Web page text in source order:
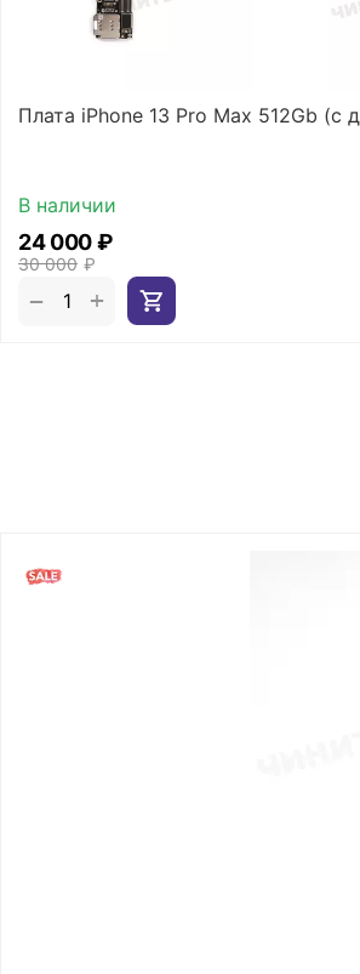
Плата iPhone 13 Pro Max 512Gb (с
В наличии
30 000 ₽
24 000₽
+
−